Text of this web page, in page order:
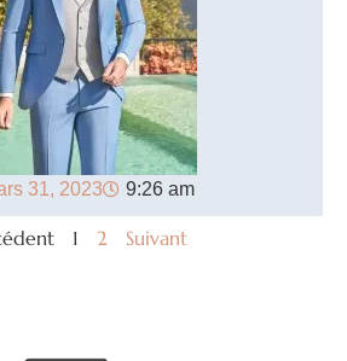
31, 2023 9:26 am
1 2 Suivant